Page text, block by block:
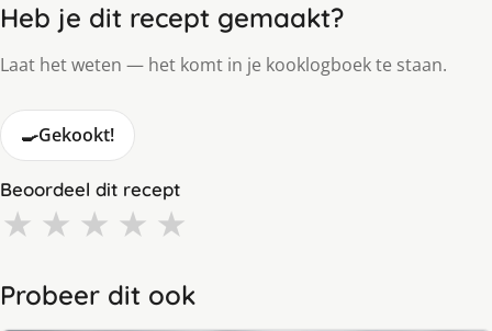
Heb je dit recept gemaakt?
Laat het weten — het komt in je kooklogboek te staan.
🍳Gekookt!
Beoordeel dit recept
★ ★ ★ ★ ★
Probeer dit ook